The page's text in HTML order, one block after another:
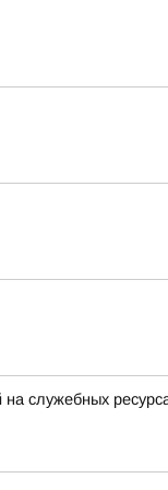
служебных